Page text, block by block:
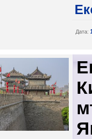
Дата: